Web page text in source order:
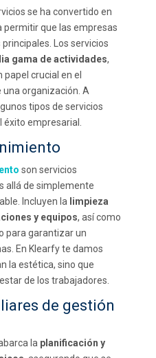
se ha convertido en
permitir que las empresas
Los servicios
gama de actividades,
crucial en el
organización. A
tipos de servicios
empresarial.
son servicios
allá de simplemente
Incluyen la limpieza
y equipos, así como
para garantizar un
En Klearfy te damos
la estética, sino que
de los trabajadores.
de gestión
la planificación y